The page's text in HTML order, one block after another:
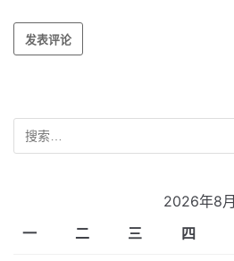
2026年8月
一
二 三 四